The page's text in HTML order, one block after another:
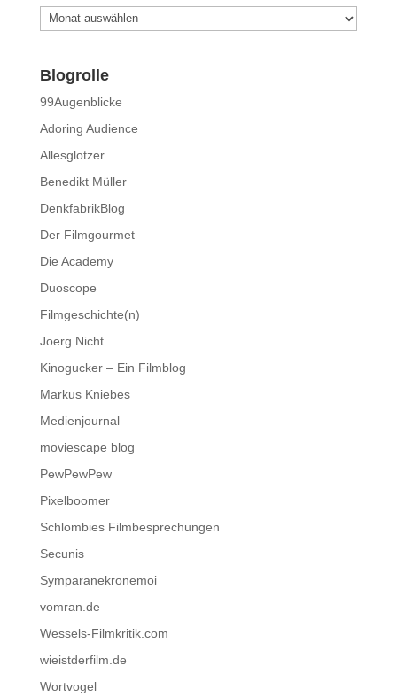
Archiv
Blogrolle
99Augenblicke
Adoring Audience
Allesglotzer
Benedikt Müller
DenkfabrikBlog
Der Filmgourmet
Die Academy
Duoscope
Filmgeschichte(n)
Joerg Nicht
Kinogucker – Ein Filmblog
Markus Kniebes
Medienjournal
moviescape blog
PewPewPew
Pixelboomer
Schlombies Filmbesprechungen
Secunis
Symparanekronemoi
vomran.de
Wessels-Filmkritik.com
wieistderfilm.de
Wortvogel